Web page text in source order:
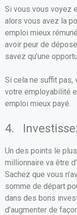
Si vous vous voyez
alors vous avez la
emploi mieux
avoir peur de
savez qu’une
Si cela ne suffit pas,
votre employabilité
emploi mieux payé.
4.
Un des points le
millionnaire va être
Sachez que vous
somme de départ
dans des bons
d’augmenter de